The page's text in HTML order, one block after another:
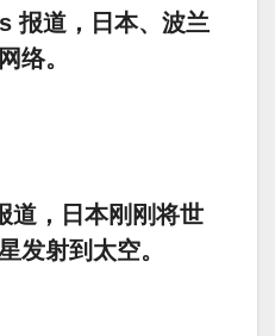
报道，日本、波兰
络。
道，日本刚刚将世
发射到太空。